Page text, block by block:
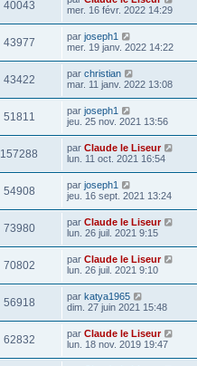
40043
mer. 16 févr. 2022 14:29
43977 par joseph1
mer. 19 janv. 2022 14:22
43422 par christian
mar. 11 janv. 2022 13:08
51811 par joseph1
jeu. 25 nov. 2021 13:56
157288 par Claude le Liseur
lun. 11 oct. 2021 16:54
54908 par joseph1
jeu. 16 sept. 2021 13:24
73980 par Claude le Liseur
lun. 26 juil. 2021 9:15
70802 par Claude le Liseur
lun. 26 juil. 2021 9:10
56918 par katya1965
dim. 27 juin 2021 15:48
62832 par Claude le Liseur
lun. 18 nov. 2019 19:47